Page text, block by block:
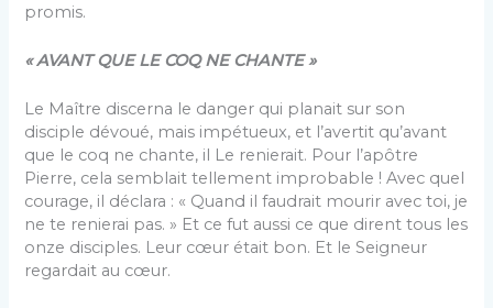
promis.
« AVANT QUE LE COQ NE CHANTE »
Le Maître discerna le danger qui planait sur son
disciple dévoué, mais impétueux, et l’avertit qu’avant
que le coq ne chante, il Le renierait. Pour l’apôtre
Pierre, cela semblait tellement improbable ! Avec quel
courage, il déclara : « Quand il faudrait mourir avec toi, je
ne te renierai pas. » Et ce fut aussi ce que dirent tous les
onze disciples. Leur cœur était bon. Et le Seigneur
regardait au cœur.